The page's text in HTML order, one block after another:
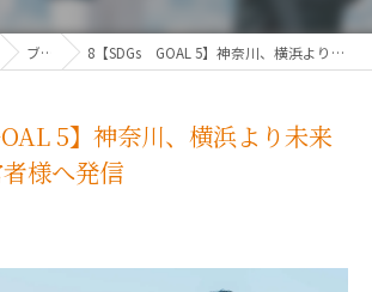
ブログ 8【SDGs GOAL 5】神奈川、横浜より未来をつくる経営者様へ発信
5】神奈川、横浜より未来
様へ発信